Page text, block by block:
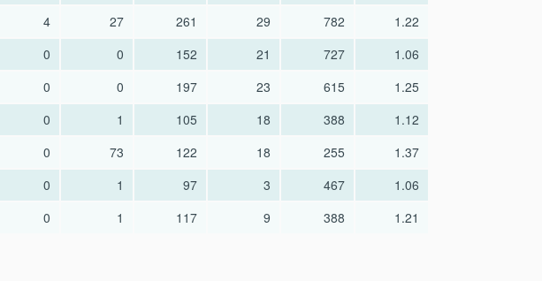
4 27 261 29 782
1.22
0 0 152 21 727
1.06
0 0 197 23 615
1.25
0 1 105 18 388
1.12
0 73 122 18 255
1.37
0 1 97 3 467
1.06
0 1 117 9 388 1.21